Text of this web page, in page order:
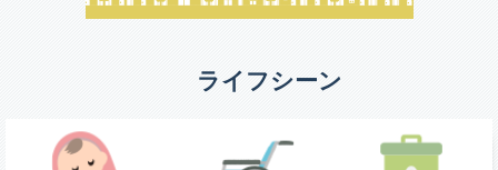
ライフシーン